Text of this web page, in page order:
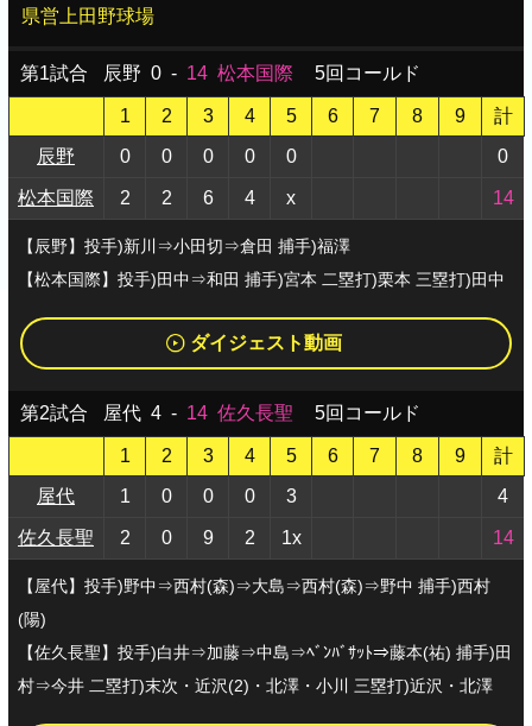
県営上田野球場
第1試合 辰野 0 - 14 松本国際 5回コールド
1 2 3 4 5 6 7 8 9
計
辰野
0 0 0 0 0 0
松本国際 2 2 6 4 x 14
【辰野】投手)新川⇒小田切⇒倉田 捕手)福澤
【松本国際】投手)田中⇒和田 捕手)宮本 二塁打)栗本 三塁打)田中
ダイジェスト動画
第2試合 屋代 4 - 14 佐久長聖 5回コールド
1 2 3 4 5 6 7 8 9
計
屋代
1 0 0 0 3 4
佐久長聖 2 0 9 2 1x 14
【屋代】投手)野中⇒西村(森)⇒大島⇒西村(森)⇒野中 捕手)西村
(陽)
【佐久長聖】投手)白井⇒加藤⇒中島⇒ﾍﾞﾝﾊﾞｻｯﾄ⇒藤本(祐) 捕手)田
村⇒今井 二塁打)末次・近沢(2)・北澤・小川 三塁打)近沢・北澤